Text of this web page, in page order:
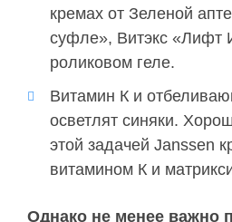
кремах от Зеленой
суфле», Витэкс «Лифт
роликовом геле.
Витамин К и
осветлят синяки.
этой задачей Janssen
витамином К и
Однако не менее важно